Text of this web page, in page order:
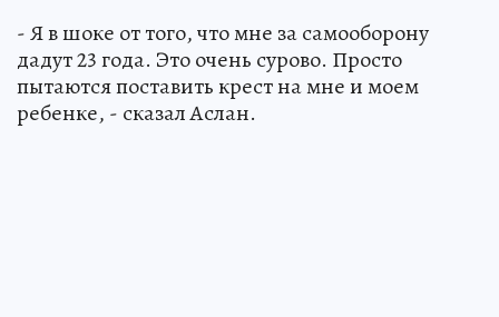
- Я в шоке от того, что мне за самооборону
дадут 23 года. Это очень сурово. Просто
пытаются поставить крест на мне и моем
ребенке, - сказал Аслан.